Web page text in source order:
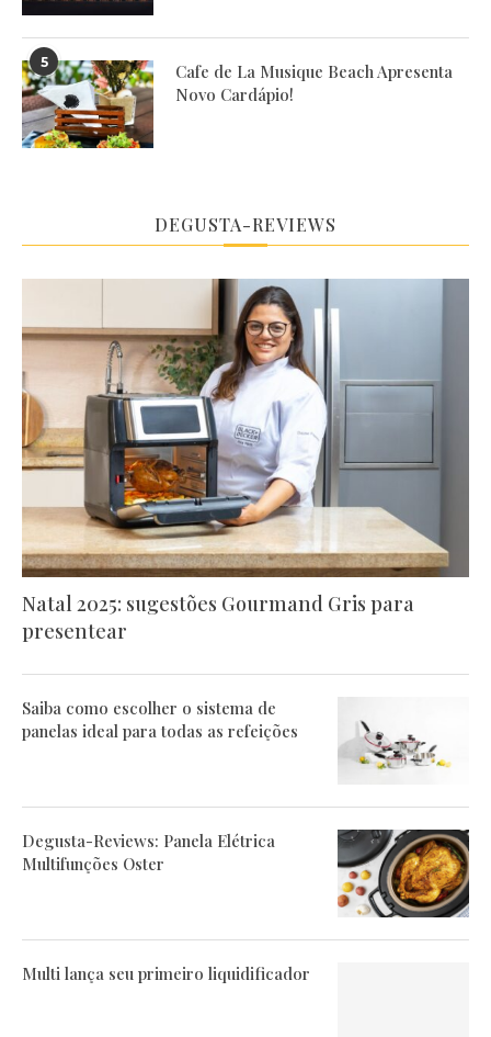
5
Cafe de La Musique Beach Apresenta
Novo Cardápio!
DEGUSTA-REVIEWS
Natal 2025: sugestões Gourmand Gris para
presentear
Saiba como escolher o sistema de
panelas ideal para todas as refeições
Degusta-Reviews: Panela Elétrica
Multifunções Oster
Multi lança seu primeiro liquidificador